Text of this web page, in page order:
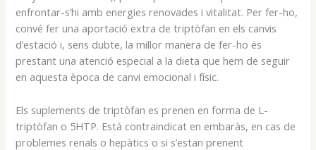
enfrontar-s’hi amb energies renovades i vitalitat. Per fer-ho,
convé fer una aportació extra de triptòfan en els canvis
d’estació i, sens dubte, la millor manera de fer-ho és
prestant una atenció especial a la dieta que hem de seguir
en aquesta època de canvi emocional i físic.
Els suplements de triptòfan es prenen en forma de L-
triptòfan o 5HTP. Està contraindicat en embaràs, en cas de
problemes renals o hepàtics o si s’estan prenent